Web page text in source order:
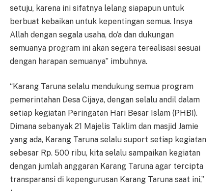
setuju, karena ini sifatnya lelang siapapun untuk
berbuat kebaikan untuk kepentingan semua. Insya
Allah dengan segala usaha, do’a dan dukungan
semuanya program ini akan segera terealisasi sesuai
dengan harapan semuanya” imbuhnya.
“Karang Taruna selalu mendukung semua program
pemerintahan Desa Cijaya, dengan selalu andil dalam
setiap kegiatan Peringatan Hari Besar Islam (PHBI).
Dimana sebanyak 21 Majelis Taklim dan masjid Jamie
yang ada, Karang Taruna selalu suport setiap kegiatan
sebesar Rp. 500 ribu, kita selalu sampaikan kegiatan
dengan jumlah anggaran Karang Taruna agar tercipta
transparansi di kepengurusan Karang Taruna saat ini,”